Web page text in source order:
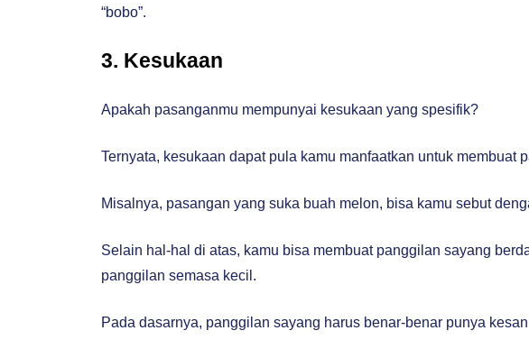
“bobo”.
3. Kesukaan
Apakah pasanganmu mempunyai kesukaan yang spesifik?
Ternyata, kesukaan dapat pula kamu manfaatkan untuk membuat
Misalnya, pasangan yang suka buah melon, bisa kamu sebut
Selain hal-hal di atas, kamu bisa membuat panggilan sayang
panggilan semasa kecil.
Pada dasarnya, panggilan sayang harus benar-benar punya